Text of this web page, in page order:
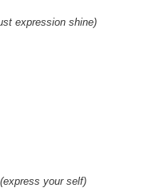
expression shine)
(express your self)